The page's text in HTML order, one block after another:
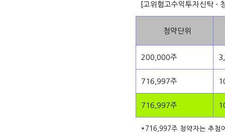
[고위험고수익투자신탁 -
청약단위
200,000주
716,997주
716,997주
*716,997주 청약자는 추첨